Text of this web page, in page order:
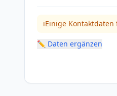
ℹ️Einige Kontaktdaten
✏️ Daten ergänzen